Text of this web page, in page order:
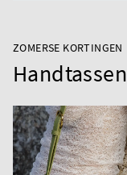
ZOMERSE KORTINGEN
Handtassen